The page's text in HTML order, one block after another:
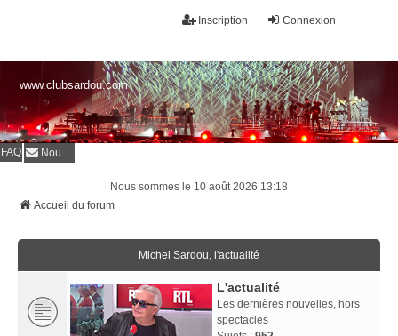
Connexion
Inscription
www.clubsardou.com
FAQ Nous contacter
Nous sommes le 10 août 2026 13:18
Accueil du forum
Michel Sardou, l'actualité
L'actualité
Les dernières nouvelles, hors
spectacles